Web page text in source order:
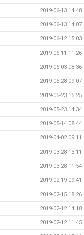
2019-06-13 14:48
2019-06-13 14:07
2019-06-12 15:03
2019-06-11 11:26
2019-06-03 08:36
2019-05-28 09:07
2019-05-23 15:25
2019-05-23 14:34
2019-05-14 08:44
2019-04-02 09:11
2019-03-28 13:11
2019-03-28 11:54
2019-02-19 09:41
2019-02-15 18:26
2019-02-12 14:18
2019-02-12 11:45